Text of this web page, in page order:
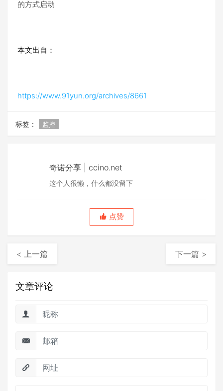
的方式启动
本文出自：
https://www.91yun.org/archives/8661
标签： 监控
奇诺分享 | ccino.net
这个人很懒，什么都没留下
点赞
< 上一篇 下一篇 >
文章评论